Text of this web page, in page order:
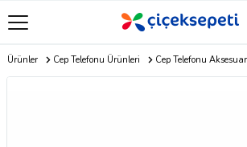
Ürünler Cep Telefonu Ürünleri Cep Telefonu